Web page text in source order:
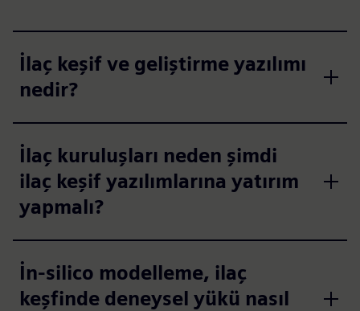
İlaç keşif ve geliştirme yazılımı
nedir?
İlaç kuruluşları neden şimdi
ilaç keşif yazılımlarına yatırım
yapmalı?
İn-silico modelleme, ilaç
keşfinde deneysel yükü nasıl